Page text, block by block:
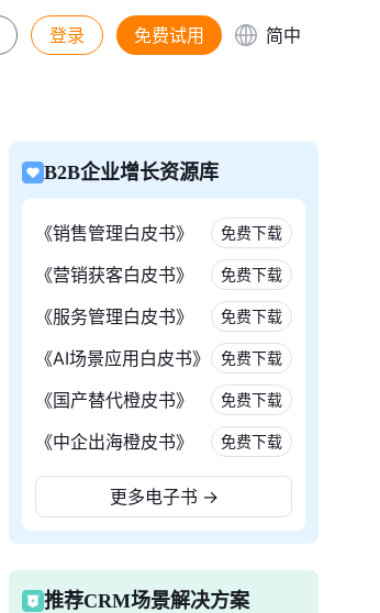
登录 免费试用 简中
B2B企业增长资源库
《销售管理白皮书》 免费下载
《营销获客白皮书》 免费下载
《服务管理白皮书》 免费下载
《AI场景应用白皮书》 免费下载
《国产替代橙皮书》 免费下载
《中企出海橙皮书》 免费下载
更多电子书 →
推荐CRM场景解决方案